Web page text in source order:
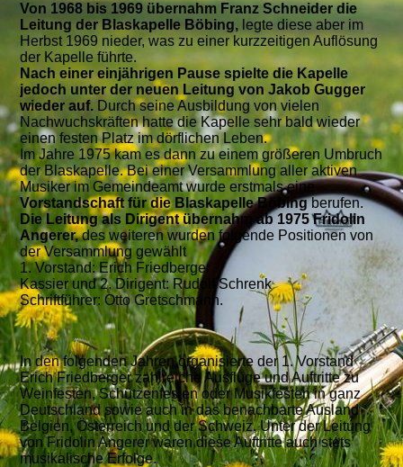
Von 1968 bis 1969 übernahm Franz Schneider die
Leitung der Blaskapelle Böbing, legte diese aber im
Herbst 1969 nieder, was zu einer kurzzeitigen Auflösung
der Kapelle führte.
Nach einer einjährigen Pause spielte die Kapelle
jedoch unter der neuen Leitung von Jakob Gugger
wieder auf. Durch seine Ausbildung von vielen
Nachwuchskräften hatte die Kapelle sehr bald wieder
einen festen Platz im dörflichen Leben.
Im Jahre 1975 kam es dann zu einem größeren Umbruch
der Blaskapelle. Bei einer Versammlung aller aktiven
Musiker im Gemeindeamt wurde erstmals eine
Vorstandschaft für die Blaskapelle Böbingberufen.
Die Leitung als Dirigent übernahm ab 1975 Fridolin
Angerer,des weiteren wurden folgende Positionen von
der Versammlung gewählt
1. Vorstand: Erich Friedberger
Kassier und 2. Dirigent: Rudolf Schrenk
Schriftführer: Otto Gretschmann.
In den folgenden Jahren organisierte der 1. Vorstand
Erich Friedberger zahlreiche Ausflüge und Auftritte zu
Weinfesten, Schützenfesten oder Musikfesten in ganz
Deutschland sowie auch in das benachbarte Ausland
Belgien, Österreich und der Schweiz. Unter der Leitung
von Fridolin Angerer waren diese Auftritte auch stets
musikalische Erfolge.